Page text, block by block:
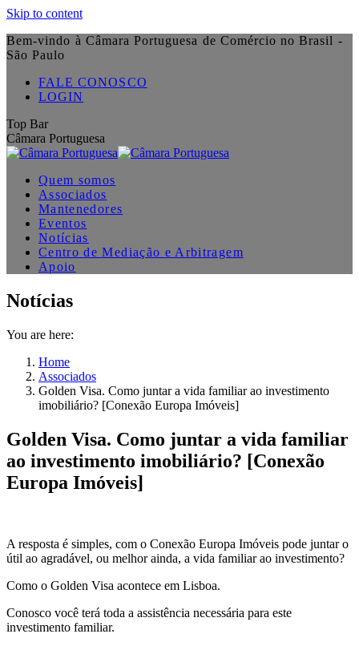
Skip to content
Bem-vindo à Câmara Portuguesa de Comércio no Brasil -
São Paulo
FALE CONOSCO
LOGIN
Top Bar
Câmara Portuguesa
Quem somos
Associados
Mantenedores
Eventos
Notícias
Centro de Mediação e Arbitragem
Apoio
Notícias
You are here:
Home
Associados
Golden Visa. Como juntar a vida familiar ao investimento
imobiliário? [Conexão Europa Imóveis]
Golden Visa. Como juntar a vida familiar
ao investimento imobiliário? [Conexão
Europa Imóveis]
A resposta é simples, com o Conexão Europa Imóveis pode juntar o
útil ao agradável, ou melhor ainda, a vida familiar ao investimento?
Como o Golden Visa acontece em Lisboa.
Conosco você terá toda a assistência necessária para este
investimento familiar.